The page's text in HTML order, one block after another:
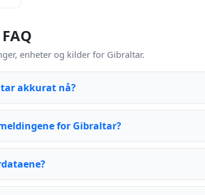
enheter og kilder for Gibraltar.
akkurat nå?
for Gibraltar?